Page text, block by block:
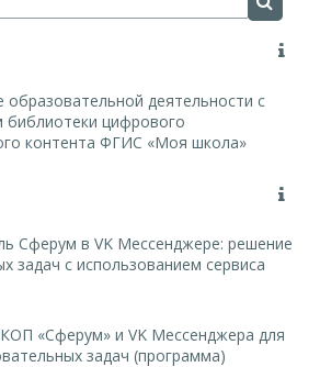
Поиск
образовательной деятельности с
библиотеки цифрового
контента ФГИС «Моя школа»
Сферум в VK Мессенджере: решение
задач с использованием сервиса
«Сферум» и VK Мессенджера для
задач (программа)